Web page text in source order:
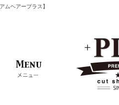
ムヘアープラス】